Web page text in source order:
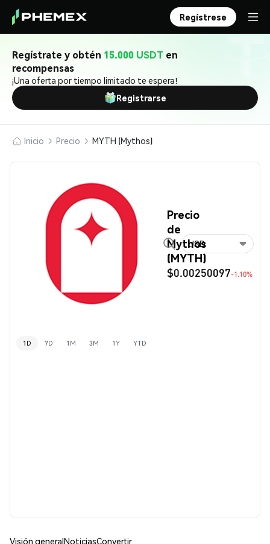
Regístrese
Regístrate y obtén 15.000 USDT en
recompensas
¡Una oferta por tiempo limitado te espera!
Registrarse
Inicio Precio MYTH (Mythos)
Precio
de
Mythos
(MYTH)
$0.00250097-1.10%
USD
1D 7D 1M 3M 1Y YTD
Visión generalNoticiasConvertir